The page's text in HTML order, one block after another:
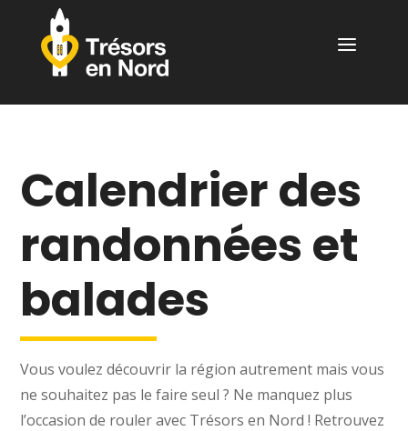
a
Calendrier des
randonnées et
balades
Vous voulez découvrir la région autrement mais vous
ne souhaitez pas le faire seul ? Ne manquez plus
l’occasion de rouler avec Trésors en Nord ! Retrouvez